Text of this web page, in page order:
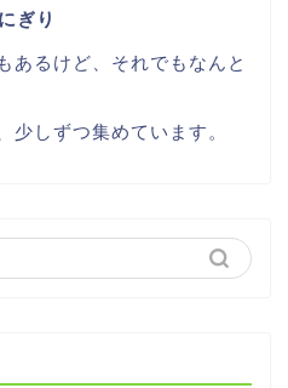
ぎり
あるけど、それでもなんと
少しずつ集めています。